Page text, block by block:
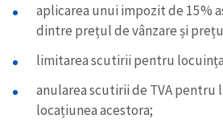
aplicarea unui impozit de 15%
dintre prețul de vânzare și
limitarea scutirii pentru
anularea scutirii de TVA pentru
locațiunea acestora;